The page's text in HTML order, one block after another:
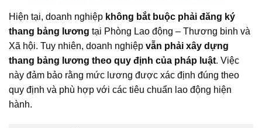
Hiện tại, doanh nghiệp không bắt buộc phải đăng ký
thang bảng lương tại Phòng Lao động – Thương binh và
Xã hội. Tuy nhiên, doanh nghiệp vẫn phải xây dựng
thang bảng lương theo quy định của pháp luật. Việc
này đảm bảo rằng mức lương được xác định đúng theo
quy định và phù hợp với các tiêu chuẩn lao động hiện
hành.